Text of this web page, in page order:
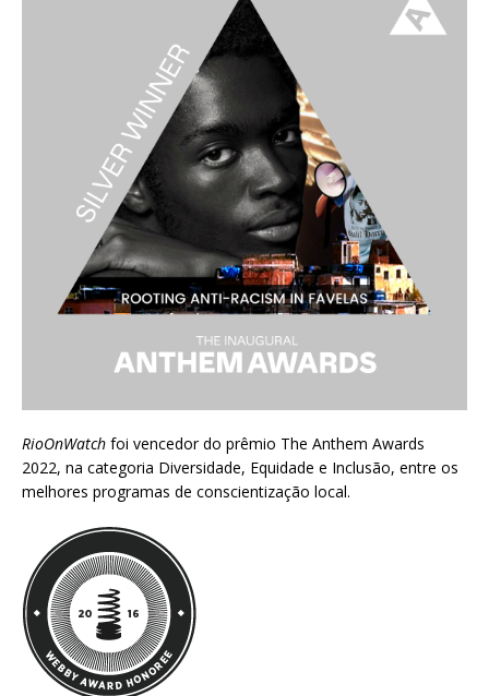
RioOnWatch foi vencedor do prêmio The Anthem Awards
2022, na categoria Diversidade, Equidade e Inclusão, entre os
melhores programas de conscientização local.